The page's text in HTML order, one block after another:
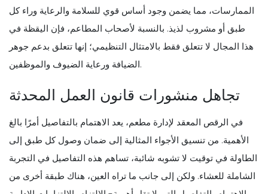
الممارسات، مما يضمن وجود أساس قوي للسلامة والرعاية وراء كل
طبق أو مشروب لذيذ. بالنسبة لأصحاب المطاعم، فإن اليقظة في
هذا المجال لا تتعلق فقط بالامتثال التنظيمي؛ إنها تتعلق بدعم جوهر
الضيافة ورعاية الضيوف والموظفين.
تجاهل منشورات قانون العمل المحدثة
في الرقص المعقد لإدارة مطعم، يعد الاهتمام بالتفاصيل أمرًا بالغ
الأهمية. من تنسيق الأجواء المثالية إلى ضمان وصول كل طبق إلى
الطاولة في توقيت لا تشوبه شائبة، تساهم هذه التفاصيل في التجربة
الشاملة للعشاء. ولكن إلى جانب ما تراه العين، هناك طبقة أخرى من